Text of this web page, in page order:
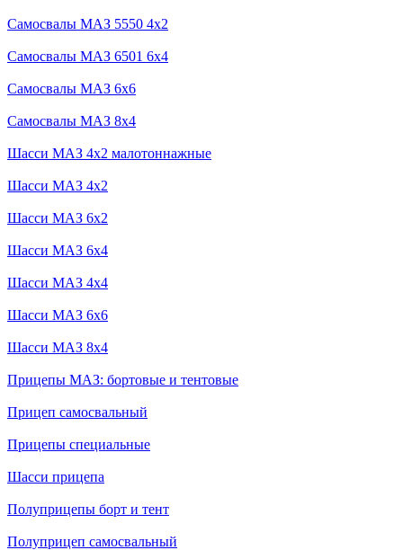
Самосвалы МАЗ 5550 4x2
Самосвалы МАЗ 6501 6x4
Самосвалы МАЗ 6x6
Самосвалы МАЗ 8x4
Шасси МАЗ 4x2 малотоннажные
Шасси МАЗ 4x2
Шасси МАЗ 6x2
Шасси МАЗ 6x4
Шасси МАЗ 4x4
Шасси МАЗ 6x6
Шасси МАЗ 8x4
Прицепы МАЗ: бортовые и тентовые
Прицеп самосвальный
Прицепы специальные
Шасси прицепа
Полуприцепы борт и тент
Полуприцеп самосвальный